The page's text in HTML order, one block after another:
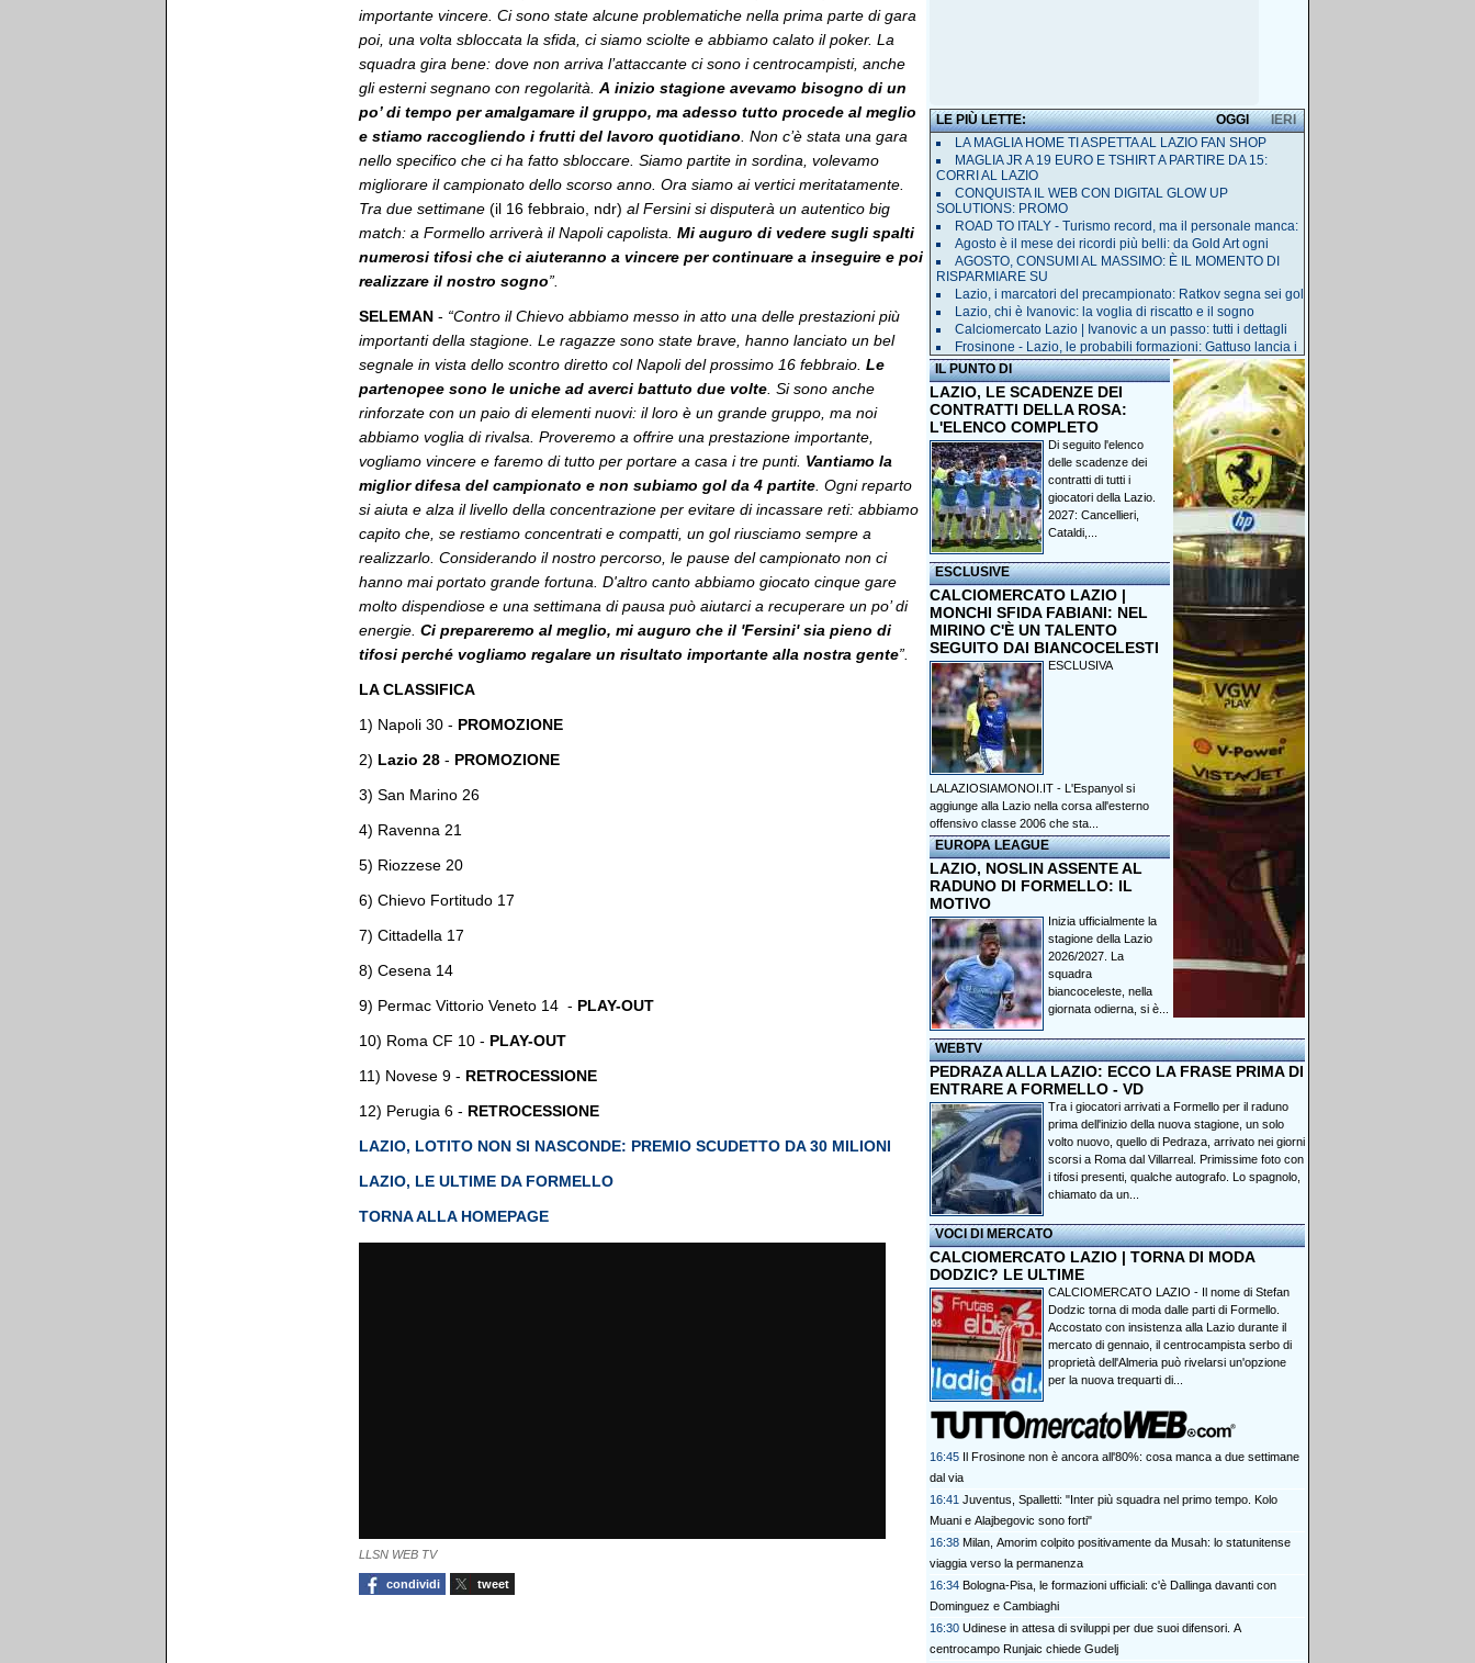
importante vincere. Ci sono state alcune problematiche nella prima parte di gara
poi, una volta sbloccata la sfida, ci siamo sciolte e abbiamo calato il poker. La
squadra gira bene: dove non arriva l’attaccante ci sono i centrocampisti, anche
gli esterni segnano con regolarità. A inizio stagione avevamo bisogno di un
po’ di tempo per amalgamare il gruppo, ma adesso tutto procede al meglio
e stiamo raccogliendo i frutti del lavoro quotidiano . Non c’è stata una gara
nello specifico che ci ha fatto sbloccare. Siamo partite in sordina, volevamo
migliorare il campionato dello scorso anno. Ora siamo ai vertici meritatamente.
Tra due settimane (il 16 febbraio, ndr) al Fersini si disputerà un autentico big
match: a Formello arriverà il Napoli capolista. Mi auguro di vedere sugli spalti
numerosi tifosi che ci aiuteranno a vincere per continuare a inseguire e poi
realizzare il nostro sogno”.
SELEMAN - “Contro il Chievo abbiamo messo in atto una delle prestazioni più
importanti della stagione. Le ragazze sono state brave, hanno lanciato un bel
segnale in vista dello scontro diretto col Napoli del prossimo 16 febbraio. Le
partenopee sono le uniche ad averci battuto due volte . Si sono anche
rinforzate con un paio di elementi nuovi: il loro è un grande gruppo, ma noi
abbiamo voglia di rivalsa. Proveremo a offrire una prestazione importante,
vogliamo vincere e faremo di tutto per portare a casa i tre punti. Vantiamo la
miglior difesa del campionato e non subiamo gol da 4 partite . Ogni reparto
si aiuta e alza il livello della concentrazione per evitare di incassare reti: abbiamo
capito che, se restiamo concentrati e compatti, un gol riusciamo sempre a
realizzarlo. Considerando il nostro percorso, le pause del campionato non ci
hanno mai portato grande fortuna. D'altro canto abbiamo giocato cinque gare
molto dispendiose e una settimana di pausa può aiutarci a recuperare un po’ di
energie. Ci prepareremo al meglio, mi auguro che il 'Fersini' sia pieno di
tifosi perché vogliamo regalare un risultato importante alla nostra gente”.
LA CLASSIFICA
1) Napoli 30 - PROMOZIONE
2) Lazio 28 - PROMOZIONE
3) San Marino 26
4) Ravenna 21
5) Riozzese 20
6) Chievo Fortitudo 17
7) Cittadella 17
8) Cesena 14
9) Permac Vittorio Veneto 14 - PLAY-OUT
10) Roma CF 10 - PLAY-OUT
11) Novese 9 - RETROCESSIONE
12) Perugia 6 - RETROCESSIONE
LAZIO, LOTITO NON SI NASCONDE: PREMIO SCUDETTO DA 30 MILIONI
LAZIO, LE ULTIME DA FORMELLO
TORNA ALLA HOMEPAGE
LLSN WEB TV
condividi tweet
LE PIÙ LETTE: IERI
OGGI
LA MAGLIA HOME TI ASPETTA AL LAZIO FAN SHOP
MAGLIA JR A 19 EURO E TSHIRT A PARTIRE DA 15:
CORRI AL LAZIO
CONQUISTA IL WEB CON DIGITAL GLOW UP
SOLUTIONS: PROMO
ROAD TO ITALY - Turismo record, ma il personale manca:
Agosto è il mese dei ricordi più belli: da Gold Art ogni
AGOSTO, CONSUMI AL MASSIMO: È IL MOMENTO DI
RISPARMIARE SU
Lazio, i marcatori del precampionato: Ratkov segna sei gol
Lazio, chi è Ivanovic: la voglia di riscatto e il sogno
Calciomercato Lazio | Ivanovic a un passo: tutti i dettagli
Frosinone - Lazio, le probabili formazioni: Gattuso lancia i
IL PUNTO DI
LAZIO, LE SCADENZE DEI
CONTRATTI DELLA ROSA:
L'ELENCO COMPLETO
Di seguito l'elenco
delle scadenze dei
contratti di tutti i
giocatori della Lazio.
2027: Cancellieri,
Cataldi,...
ESCLUSIVE
CALCIOMERCATO LAZIO |
MONCHI SFIDA FABIANI: NEL
MIRINO C'È UN TALENTO
SEGUITO DAI BIANCOCELESTI
ESCLUSIVA
LALAZIOSIAMONOI.IT - L'Espanyol si
aggiunge alla Lazio nella corsa all'esterno
offensivo classe 2006 che sta...
EUROPA LEAGUE
LAZIO, NOSLIN ASSENTE AL
RADUNO DI FORMELLO: IL
MOTIVO
Inizia ufficialmente la
stagione della Lazio
2026/2027. La
squadra
biancoceleste, nella
giornata odierna, si è...
WEBTV
PEDRAZA ALLA LAZIO: ECCO LA FRASE PRIMA DI
ENTRARE A FORMELLO - VD
Tra i giocatori arrivati a Formello per il raduno
prima dell'inizio della nuova stagione, un solo
volto nuovo, quello di Pedraza, arrivato nei giorni
scorsi a Roma dal Villarreal. Primissime foto con
i tifosi presenti, qualche autografo. Lo spagnolo,
chiamato da un...
VOCI DI MERCATO
CALCIOMERCATO LAZIO | TORNA DI MODA
DODZIC? LE ULTIME
CALCIOMERCATO LAZIO - Il nome di Stefan
Dodzic torna di moda dalle parti di Formello.
Accostato con insistenza alla Lazio durante il
mercato di gennaio, il centrocampista serbo di
proprietà dell'Almeria può rivelarsi un'opzione
per la nuova trequarti di...
16:45 Il Frosinone non è ancora all'80%: cosa manca a due settimane
dal via
16:41 Juventus, Spalletti: "Inter più squadra nel primo tempo. Kolo
Muani e Alajbegovic sono forti"
16:38 Milan, Amorim colpito positivamente da Musah: lo statunitense
viaggia verso la permanenza
16:34 Bologna-Pisa, le formazioni ufficiali: c'è Dallinga davanti con
Dominguez e Cambiaghi
16:30 Udinese in attesa di sviluppi per due suoi difensori. A
centrocampo Runjaic chiede Gudelj